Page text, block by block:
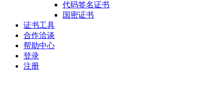
代码签名证书
国密证书
证书工具
合作洽谈
帮助中心
登录
注册